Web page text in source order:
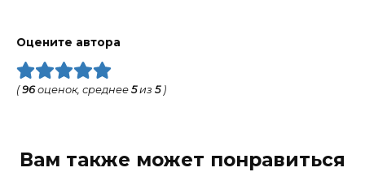
Оцените автора
(96оценок, среднее 5из 5)
Вам также может понравиться